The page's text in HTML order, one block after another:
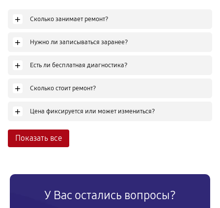
+ Сколько занимает ремонт?
+ Нужно ли записываться заранее?
+ Есть ли бесплатная диагностика?
+ Сколько стоит ремонт?
+ Цена фиксируется или может измениться?
Показать все
У Вас остались вопросы?